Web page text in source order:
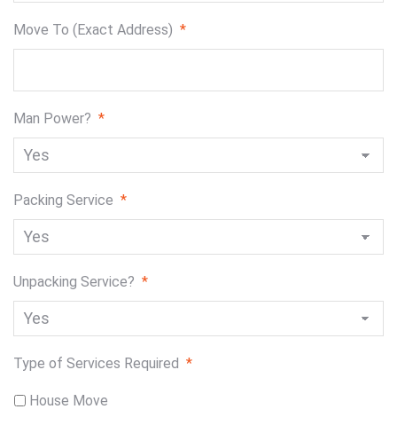
Move To (Exact Address) *
Man Power? *
Packing Service *
Unpacking Service? *
Type of Services Required *
House Move